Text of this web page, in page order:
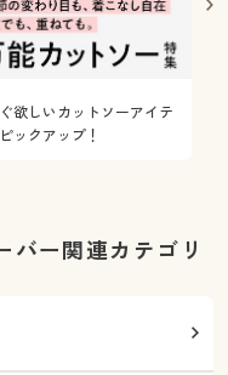
欲しいカットソーアイテ
ックアップ！
バー関連カテゴリ